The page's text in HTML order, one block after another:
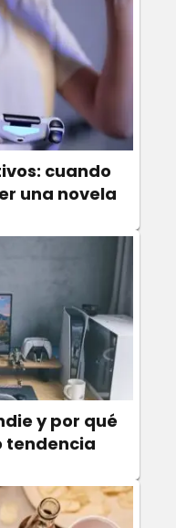
cuando
una novela
y por qué
tendencia